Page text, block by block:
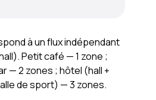
à un flux indépendant
Petit café — 1 zone ;
— 2 zones ; hôtel (hall +
de sport) — 3 zones.